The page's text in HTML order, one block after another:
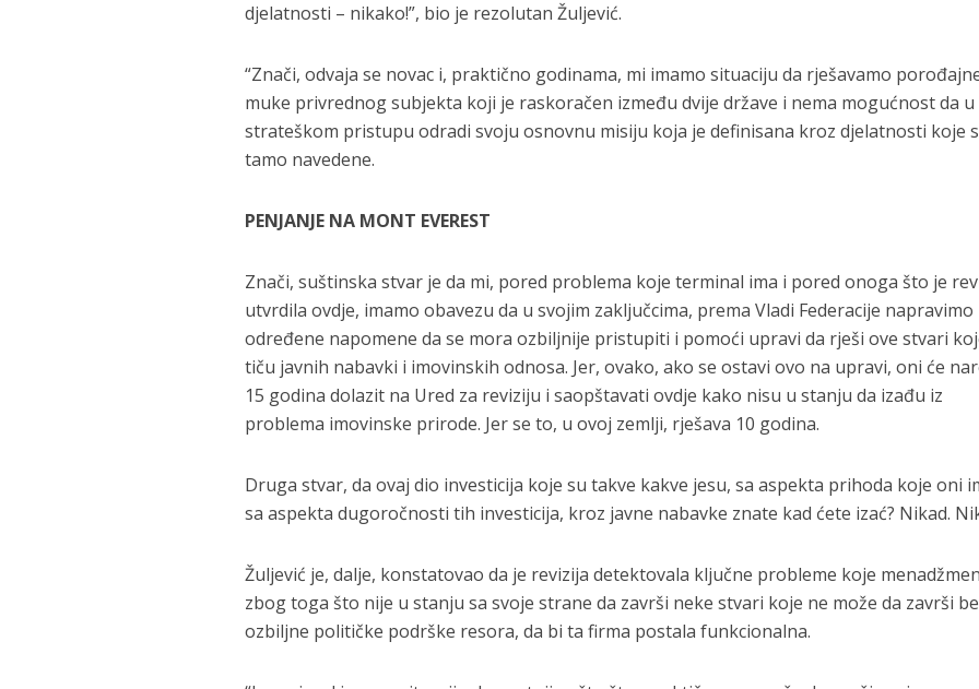
djelatnosti – nikako!”, bio je rezolutan Žuljević.
“Znači, odvaja se novac i, praktično godinama, mi imamo situaciju da rješavamo
muke privrednog subjekta koji je raskoračen između dvije države i nema mogućnost da u
strateškom pristupu odradi svoju osnovnu misiju koja je definisana kroz djelatnosti koje
tamo navedene.
PENJANJE NA MONT EVEREST
Znači, suštinska stvar je da mi, pored problema koje terminal ima i pored onoga što je
utvrdila ovdje, imamo obavezu da u svojim zaključcima, prema Vladi Federacije napravimo
određene napomene da se mora ozbiljnije pristupiti i pomoći upravi da rješi ove stvari
tiču javnih nabavki i imovinskih odnosa. Jer, ovako, ako se ostavi ovo na upravi, oni će
15 godina dolazit na Ured za reviziju i saopštavati ovdje kako nisu u stanju da izađu iz
problema imovinske prirode. Jer se to, u ovoj zemlji, rješava 10 godina.
Druga stvar, da ovaj dio investicija koje su takve kakve jesu, sa aspekta prihoda koje oni
sa aspekta dugoročnosti tih investicija, kroz javne nabavke znate kad ćete izać? Nikad.
Žuljević je, dalje, konstatovao da je revizija detektovala ključne probleme koje
zbog toga što nije u stanju sa svoje strane da završi neke stvari koje ne može da završi
ozbiljne političke podrške resora, da bi ta firma postala funkcionalna.